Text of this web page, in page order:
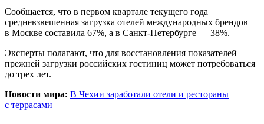
Сообщается, что в первом квартале текущего года
средневзвешенная загрузка отелей международных брендов
в Москве составила 67%, а в Санкт-Петербурге — 38%.
Эксперты полагают, что для восстановления показателей
прежней загрузки российских гостиниц может потребоваться
до трех лет.
Новости мира: В Чехии заработали отели и рестораны
с террасами